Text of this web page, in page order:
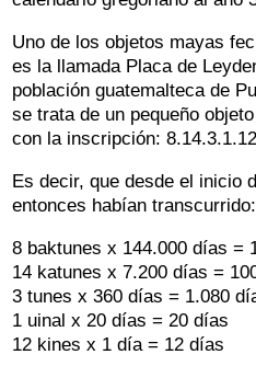
Uno de los objetos mayas
es la llamada Placa de
población guatemalteca de
se trata de un pequeño
con la inscripción:
Es decir, que desde el inicio
entonces habían transcurrido:
8 baktunes x 144.000 días =
14 katunes x 7.200 días =
3 tunes x 360 días = 1.080
1 uinal x 20 días = 20 días
12 kines x 1 día = 12 días